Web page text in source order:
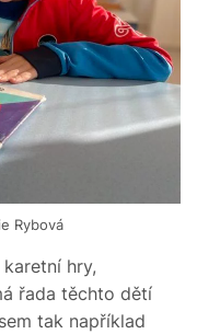
Rybová
hry,
řada těchto dětí
tak například